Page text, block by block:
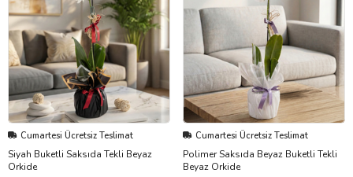
Cumartesi Ücretsiz Teslimat
Siyah Buketli Saksıda Tekli Beyaz
Orkide
Cumartesi Ücretsiz Teslimat
Polimer Saksıda Beyaz Buketli Tekli
Beyaz Orkide